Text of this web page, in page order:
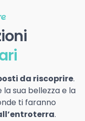
da riscoprire.
sua bellezza e la
ti faranno
.